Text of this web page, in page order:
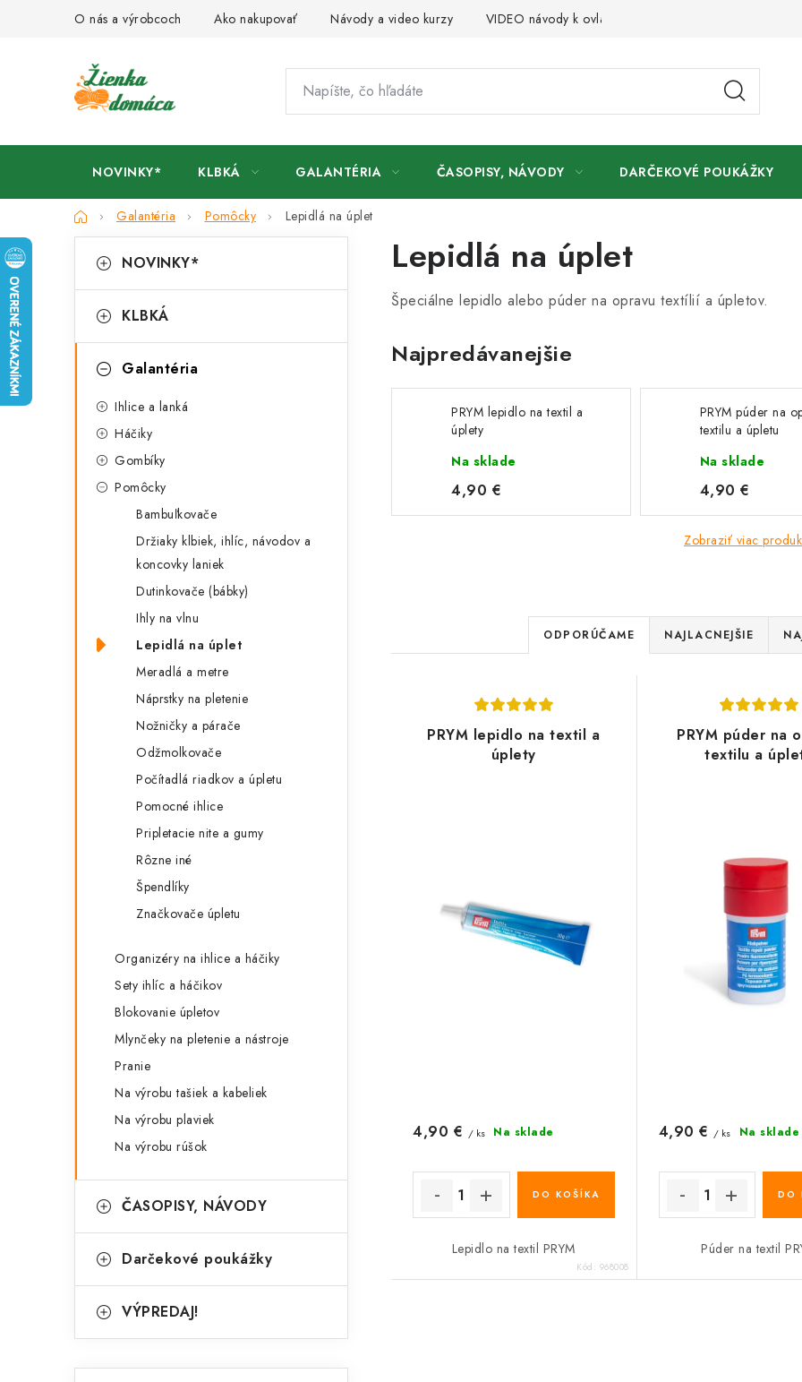
O nás a výrobcoch Ako nakupovať Návody a video kurzy VIDEO návody k ovládaniu e-shopu
NOVINKY* KLBKÁ GALANTÉRIA ČASOPISY, NÁVODY DARČEKOVÉ POUKÁŽKY
DomovGalantéria Pomôcky Lepidlá na úplet
o
n
kategórie
a
e
NOVINKY*
KLBKÁ
Galantéria
Ihlice a lanká
Háčiky
Gombíky
Pomôcky
Bambuľkovače
Držiaky klbiek, ihlíc, návodov a
koncovky laniek
Dutinkovače (bábky)
Ihly na vlnu
Lepidlá na úplet
Meradlá a metre
Náprstky na pletenie
Nožničky a párače
Odžmolkovače
Počítadlá riadkov a úpletu
Pomocné ihlice
Pripletacie nite a gumy
Rôzne iné
Špendlíky
Značkovače úpletu
Organizéry na ihlice a háčiky
Sety ihlíc a háčikov
Blokovanie úpletov
Mlynčeky na pletenie a nástroje
Pranie
Na výrobu tašiek a kabeliek
Na výrobu plaviek
Na výrobu rúšok
ČASOPISY, NÁVODY
Darčekové poukážky
VÝPREDAJ!
Lepidlá na úplet
Špeciálne lepidlo alebo púder na opravu textílií a úpletov.
Najpredávanejšie
PRYM lepidlo na textil a
úplety
Na sklade
4,90 €
PRYM púder na
textilu a úpletu
Na sklade
4,90 €
Zobraziť viac
R
a
d
e
n
r
o
v
ODPORÚČAME NAJLACNEJŠIE
PRYM lepidlo na textil a
úplety
Na sklade
4,90 € / ks
DO KOŠÍKA
Lepidlo na textil PRYM
Kód: 968008
PRYM púder na
textilu a
Na sklade
4,90 € / ks
DO
Púder na textil